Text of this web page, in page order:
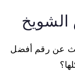
عن رقم أفضل